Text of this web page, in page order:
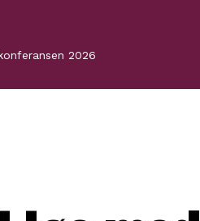
2026